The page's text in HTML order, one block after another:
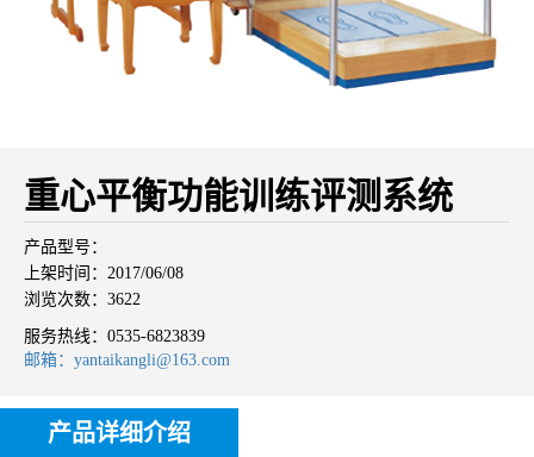
重心平衡功能训练评测系统
产品型号：
上架时间：2017/06/08
浏览次数：3622
服务热线： 0535-6823839
邮箱：yantaikangli@163.com
产品详细介绍